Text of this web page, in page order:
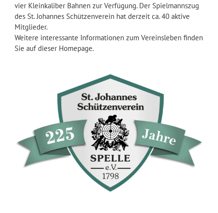
vier Kleinkaliber Bahnen zur Verfügung. Der Spielmannszug
des St. Johannes Schützenverein hat derzeit ca. 40 aktive
Mitglieder.
Weitere interessante Informationen zum Vereinsleben finden
Sie auf dieser Homepage.